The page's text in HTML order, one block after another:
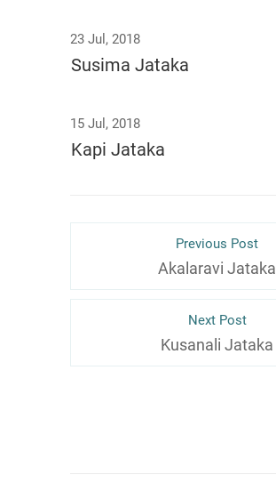
23 Jul, 2018
Susima Jataka
15 Jul, 2018
Kapi Jataka
Previous Post
Akalaravi Jataka
Next Post
Kusanali Jataka